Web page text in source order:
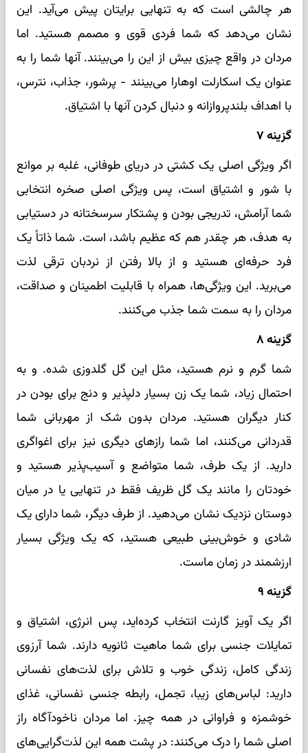
هر چالشی است که به تنهایی برایتان پیش می‌آید. این
نشان می‌دهد که شما فردی قوی و مصمم هستید. اما
مردان در واقع چیزی بیش از این را می‌بینند. آنها شما را به
عنوان یک اسکارلت اوهارا می‌بینند - پرشور، جذاب، نترس،
با اهداف بلندپروازانه و دنبال کردن آنها با اشتیاق.
گزینه ۷
اگر ویژگی اصلی یک کشتی در دریای طوفانی، غلبه بر موانع
با شور و اشتیاق است، پس ویژگی اصلی صخره انتخابی
شما آرامش، تدریجی بودن و پشتکار سرسختانه در دستیابی
به هدف، هر چقدر هم که عظیم باشد، است. شما ذاتاً یک
فرد حرفه‌ای هستید و از بالا رفتن از نردبان ترقی لذت
می‌برید. این ویژگی‌ها، همراه با قابلیت اطمینان و صداقت،
مردان را به سمت شما جذب می‌کنند.
گزینه ۸
شما گرم و نرم هستید، مثل این گل گلدوزی شده. و به
احتمال زیاد، شما یک زن بسیار دلپذیر و دنج برای بودن در
کنار دیگران هستید. مردان بدون شک از مهربانی شما
قدردانی می‌کنند، اما شما رازهای دیگری نیز برای اغواگری
دارید. از یک طرف، شما متواضع و آسیب‌پذیر هستید و
خودتان را مانند یک گل ظریف فقط در تنهایی یا در میان
دوستان نزدیک نشان می‌دهید. از طرف دیگر، شما دارای یک
شادی و خوش‌بینی طبیعی هستید، که یک ویژگی بسیار
ارزشمند در زمان ماست.
گزینه ۹
اگر یک آویز گارنت انتخاب کرده‌اید، پس انرژی، اشتیاق و
تمایلات جنسی برای شما ماهیت ثانویه دارند. شما آرزوی
زندگی کامل، زندگی خوب و تلاش برای لذت‌های نفسانی
دارید: لباس‌های زیبا، تجمل، رابطه جنسی نفسانی، غذای
خوشمزه و فراوانی در همه چیز. اما مردان ناخودآگاه راز
اصلی شما را درک می‌کنند: در پشت همه این لذت‌گرایی‌های